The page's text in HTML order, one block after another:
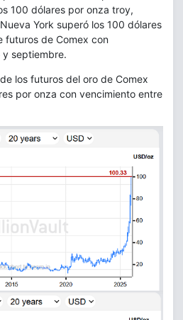
100 dólares por onza troy,
York superó los 100 dólares
futuros de Comex con
septiembre.
los futuros del oro de Comex
por onza con vencimiento entre